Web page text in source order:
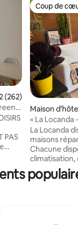
moyenne sur la
(262)
PAS
la
Coup de
Coup de
Maison
uenos Aires
« La Locanda
La Locanda
maisons
Chacune
climatisation,
cuisine et
bois. Située dans un quartier calme,